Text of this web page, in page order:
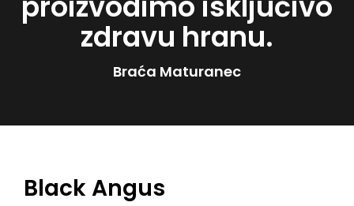
zdravu hranu.
Braća Maturanec
Black Angus